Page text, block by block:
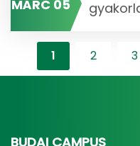
MÁRC 05
1 2 3
BUDAI CAMPUS